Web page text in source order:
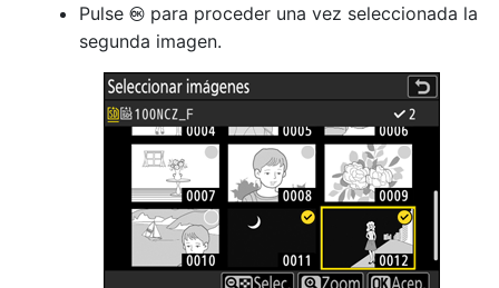
Pulse J para proceder una vez seleccionada la
segunda imagen.